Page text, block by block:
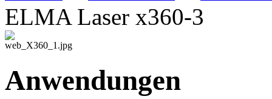
ELMA Laser x360-3
Anwendungen